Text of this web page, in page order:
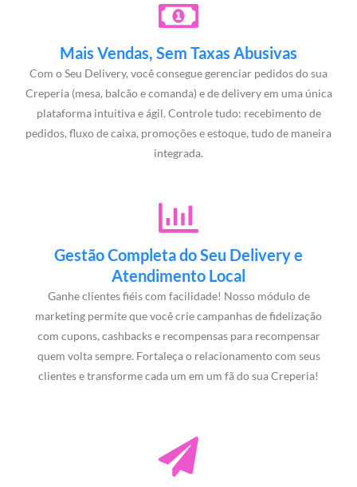
Mais Vendas, Sem Taxas Abusivas
Com o Seu Delivery, você consegue gerenciar pedidos do sua
Creperia (mesa, balcão e comanda) e de delivery em uma única
plataforma intuitiva e ágil. Controle tudo: recebimento de
pedidos, fluxo de caixa, promoções e estoque, tudo de maneira
integrada.
Gestão Completa do Seu Delivery e
Atendimento Local
Ganhe clientes fiéis com facilidade! Nosso módulo de
marketing permite que você crie campanhas de fidelização
com cupons, cashbacks e recompensas para recompensar
quem volta sempre. Fortaleça o relacionamento com seus
clientes e transforme cada um em um fã do sua Creperia!